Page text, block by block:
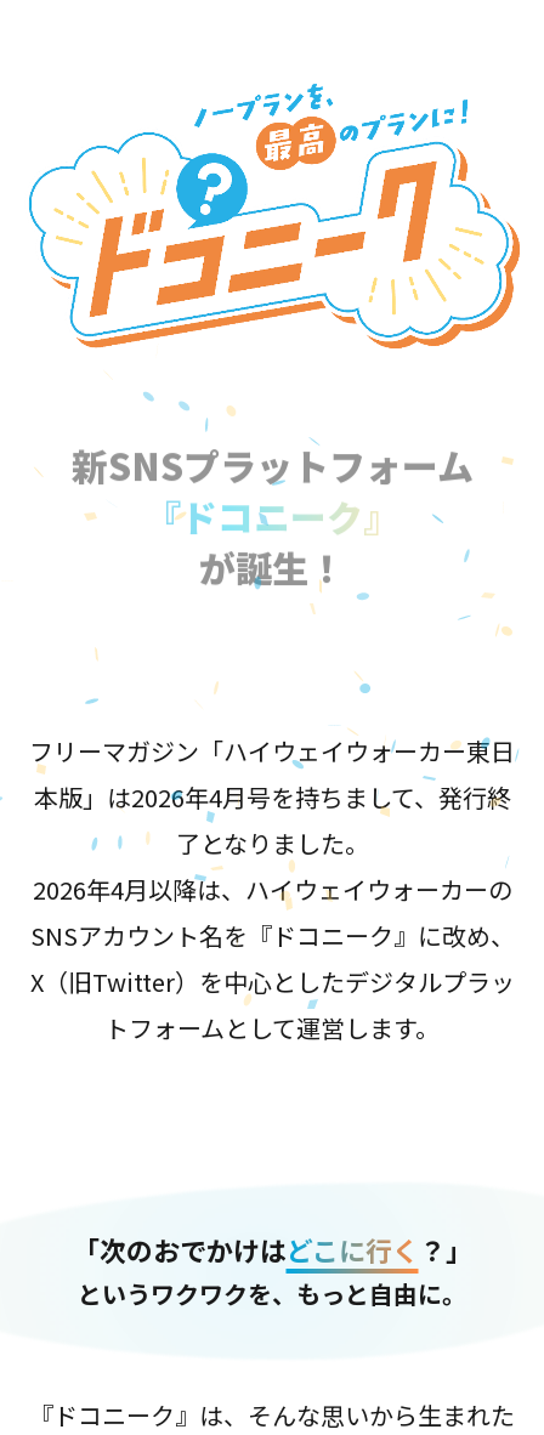
新SNSプラットフォーム
『ドコニーク』
が誕生！
フリーマガジン「ハイウェイウォーカー東日
本版」は2026年4月号を持ちまして、発行終
了となりました。
2026年4月以降は、ハイウェイウォーカーの
SNSアカウント名を『ドコニーク』に改め、
X（旧Twitter）を中心としたデジタルプラッ
トフォームとして運営します。
「次のおでかけはどこに行く ？」
というワクワクを、もっと自由に。
『ドコニーク』は、そんな思いから生まれた